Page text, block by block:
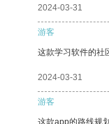
2024-03-31
游客
这款学习软件的社
2024-03-31
游客
这款app的路线规